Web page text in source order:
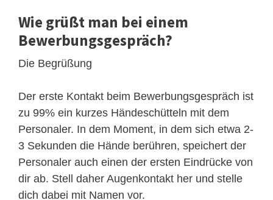
Wie grüßt man bei einem
Bewerbungsgespräch?
Die Begrüßung
Der erste Kontakt beim Bewerbungsgespräch ist
zu 99% ein kurzes Händeschütteln mit dem
Personaler. In dem Moment, in dem sich etwa 2-
3 Sekunden die Hände berühren, speichert der
Personaler auch einen der ersten Eindrücke von
dir ab. Stell daher Augenkontakt her und stelle
dich dabei mit Namen vor.